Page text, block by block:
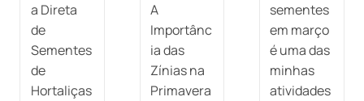
a Direta
de
Sementes
de
Hortaliças
A
Importânc
ia das
Zínias na
Primavera
sementes
em março
é uma das
minhas
atividades